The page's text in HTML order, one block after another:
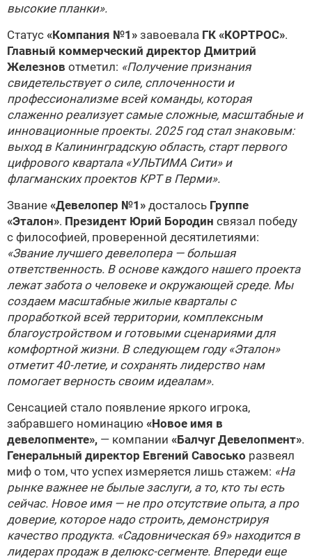
высокие планки».
Статус «Компания №1» завоевала ГК «КОРТРОС».
Главный коммерческий директор Дмитрий
Железнов отметил: «Получение признания
свидетельствует о силе, сплоченности и
профессионализме всей команды, которая
слаженно реализует самые сложные, масштабные и
инновационные проекты. 2025 год стал знаковым:
выход в Калининградскую область, старт первого
цифрового квартала «УЛЬТИМА Сити» и
флагманских проектов КРТ в Перми».
Звание «Девелопер №1» досталось Группе
«Эталон». Президент Юрий Бородин связал победу
с философией, проверенной десятилетиями:
«Звание лучшего девелопера — большая
ответственность. В основе каждого нашего проекта
лежат забота о человеке и окружающей среде. Мы
создаем масштабные жилые кварталы с
проработкой всей территории, комплексным
благоустройством и готовыми сценариями для
комфортной жизни. В следующем году «Эталон»
отметит 40-летие, и сохранять лидерство нам
помогает верность своим идеалам».
Сенсацией стало появление яркого игрока,
забравшего номинацию «Новое имя в
девелопменте», — компании «Балчуг Девелопмент».
Генеральный директор Евгений Савосько развеял
миф о том, что успех измеряется лишь стажем: «На
рынке важнее не былые заслуги, а то, кто ты есть
сейчас. Новое имя — не про отсутствие опыта, а про
доверие, которое надо строить, демонстрируя
качество продукта. «Садовническая 69» находится в
лидерах продаж в делюкс-сегменте. Впереди еще